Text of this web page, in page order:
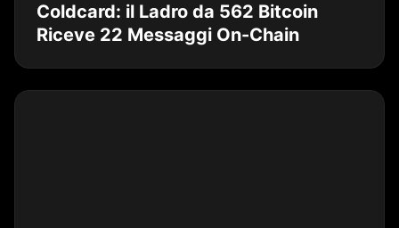
Coldcard: il Ladro da 562 Bitcoin
Riceve 22 Messaggi On-Chain